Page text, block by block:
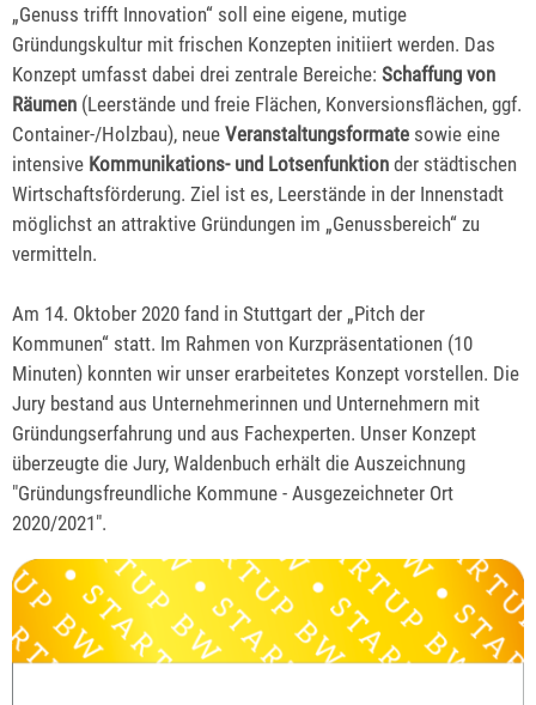
„Genuss trifft Innovation“ soll eine eigene, mutige
Gründungskultur mit frischen Konzepten initiiert werden. Das
Konzept umfasst dabei drei zentrale Bereiche: Schaffung von
Räumen (Leerstände und freie Flächen, Konversionsflächen, ggf.
Container-/Holzbau), neue Veranstaltungsformate sowie eine
intensive Kommunikations- und Lotsenfunktion der städtischen
Wirtschaftsförderung. Ziel ist es, Leerstände in der Innenstadt
möglichst an attraktive Gründungen im „Genussbereich“ zu
vermitteln.
Am 14. Oktober 2020 fand in Stuttgart der „Pitch der
Kommunen“ statt. Im Rahmen von Kurzpräsentationen (10
Minuten) konnten wir unser erarbeitetes Konzept vorstellen. Die
Jury bestand aus Unternehmerinnen und Unternehmern mit
Gründungserfahrung und aus Fachexperten. Unser Konzept
überzeugte die Jury, Waldenbuch erhält die Auszeichnung
"Gründungsfreundliche Kommune - Ausgezeichneter Ort
2020/2021".